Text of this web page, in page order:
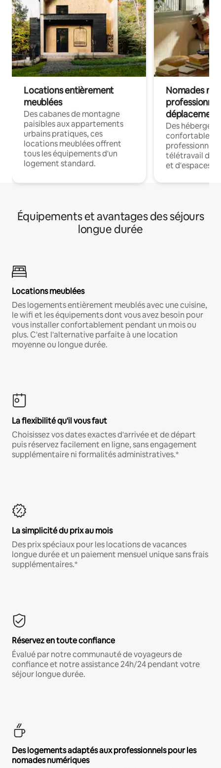
Locations entièrement
meublées
Des cabanes de montagne
paisibles aux appartements
urbains pratiques, ces
locations meublées offrent
tous les équipements d'un
logement standard.
Nomades
déplacement
Des
confortables
professionnels
télétravail
et d'espaces
Équipements et avantages des séjours
longue durée
Locations meublées
Des logements entièrement meublés avec une cuisine,
le wifi et les équipements dont vous avez besoin pour
vous installer confortablement pendant un mois ou
plus. C'est l'alternative parfaite à une location
moyenne ou longue durée.
La flexibilité qu'il vous faut
Choisissez vos dates exactes d'arrivée et de départ
puis réservez facilement en ligne, sans engagement
supplémentaire ni formalités administratives.*
La simplicité du prix au mois
Des prix spéciaux pour les locations de vacances
longue durée et un paiement mensuel unique sans frais
supplémentaires.*
Réservez en toute confiance
Évalué par notre communauté de voyageurs de
confiance et notre assistance 24h/24 pendant votre
séjour longue durée.
Des logements adaptés aux professionnels pour les
nomades numériques